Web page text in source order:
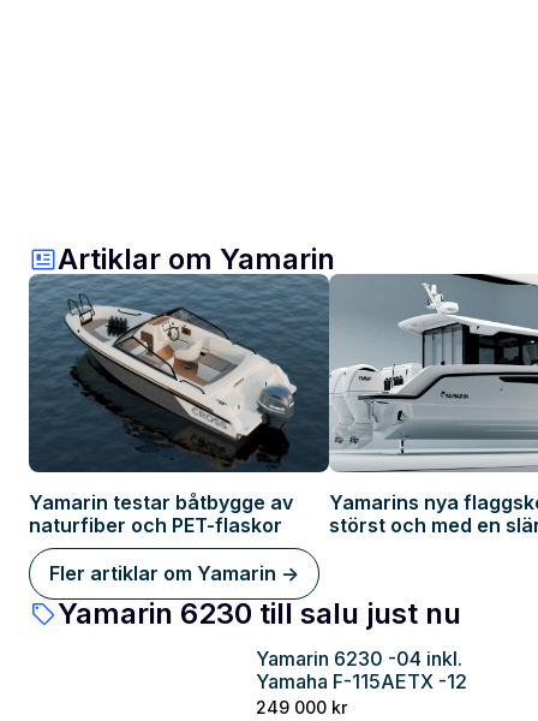
Artiklar om Yamarin
Yamarin testar båtbygge av
naturfiber och PET-flaskor
Yamarins nya
störst och med en
Fler artiklar om Yamarin ->
Yamarin 6230 till salu just nu
Yamarin 6230 -04 inkl.
Yamaha F-115AETX -12
249 000 kr